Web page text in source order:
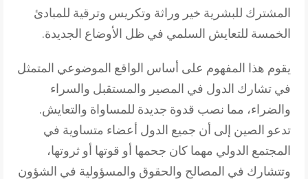
المشترك للبشرية خير وراثة وتكريس وترقية للمبادئ
الخمسة للتعايش السلمي في ظل الأوضاع الجديدة.
يقوم هذا المفهوم على أساس الواقع الموضوعي المتمثل
في تشارك الدول في المصير والمستقبل والسراء
والضراء، مما نصب قدوة جديدة للمساواة والتعايش.
تدعو الصين إلى أن جميع الدول أعضاء متساوية في
المجتمع الدولي مهما كان جحمها أو قوتها أو ثروتها،
وتتشارك في المصالح والحقوق والمسؤولية في الشؤون